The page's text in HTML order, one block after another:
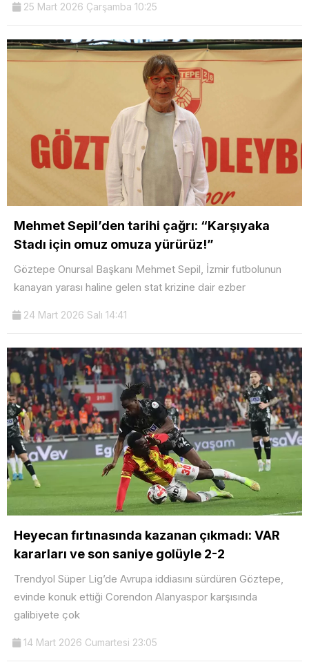
25 Mart 2026 Çarşamba 10:25
Mehmet Sepil’den tarihi çağrı: “Karşıyaka
Stadı için omuz omuza yürürüz!”
Göztepe Onursal Başkanı Mehmet Sepil, İzmir futbolunun
kanayan yarası haline gelen stat krizine dair ezber
24 Mart 2026 Salı 14:41
Heyecan fırtınasında kazanan çıkmadı: VAR
kararları ve son saniye golüyle 2-2
Trendyol Süper Lig’de Avrupa iddiasını sürdüren Göztepe,
evinde konuk ettiği Corendon Alanyaspor karşısında
galibiyete çok
14 Mart 2026 Cumartesi 23:05